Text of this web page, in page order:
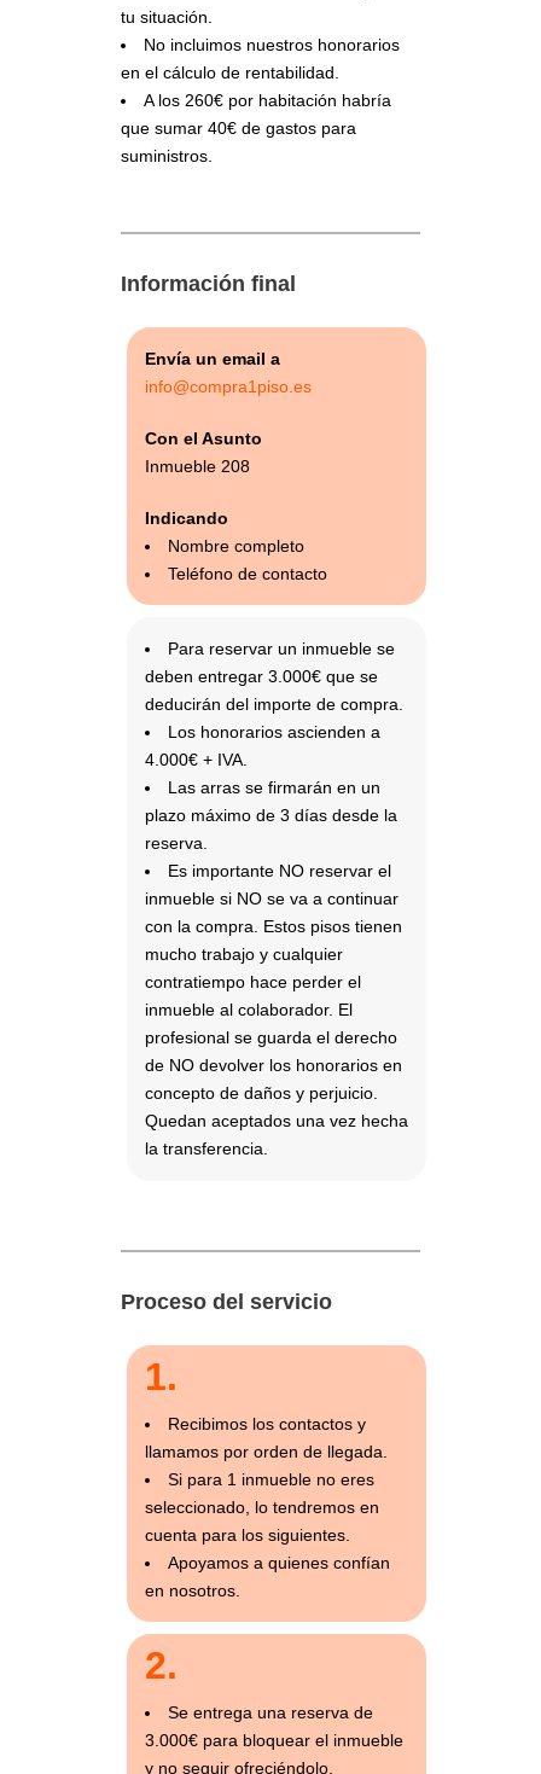
tu situación.
No incluimos nuestros honorarios
en el cálculo de rentabilidad.
A los 260€ por habitación habría
que sumar 40€ de gastos para
suministros.
Información final
Envía un email a
info@compra1piso.es
Con el Asunto
Inmueble 208
Indicando
Nombre completo
Teléfono de contacto
Para reservar un inmueble se
deben entregar 3.000€ que se
deducirán del importe de compra.
Los honorarios ascienden a
4.000€ + IVA.
Las arras se firmarán en un
plazo máximo de 3 días desde la
reserva.
Es importante NO reservar el
inmueble si NO se va a continuar
con la compra. Estos pisos tienen
mucho trabajo y cualquier
contratiempo hace perder el
inmueble al colaborador. El
profesional se guarda el derecho
de NO devolver los honorarios en
concepto de daños y perjuicio.
Quedan aceptados una vez hecha
la transferencia.
Proceso del servicio
1.
Recibimos los contactos y
llamamos por orden de llegada.
Si para 1 inmueble no eres
seleccionado, lo tendremos en
cuenta para los siguientes.
Apoyamos a quienes confían
en nosotros.
2.
Se entrega una reserva de
3.000€ para bloquear el inmueble
y no seguir ofreciéndolo.